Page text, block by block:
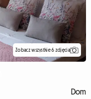
Zobacz wszystkie 6 zdjęcia
Dom